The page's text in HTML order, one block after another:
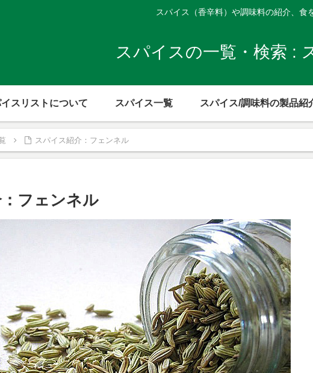
スパイス（香辛料）や調味料の紹介、食
スパイスの一覧・検索 :
イスリストについて スパイス一覧 スパイス/調味料の製品紹
スパイス紹介：フェンネル
フェンネル